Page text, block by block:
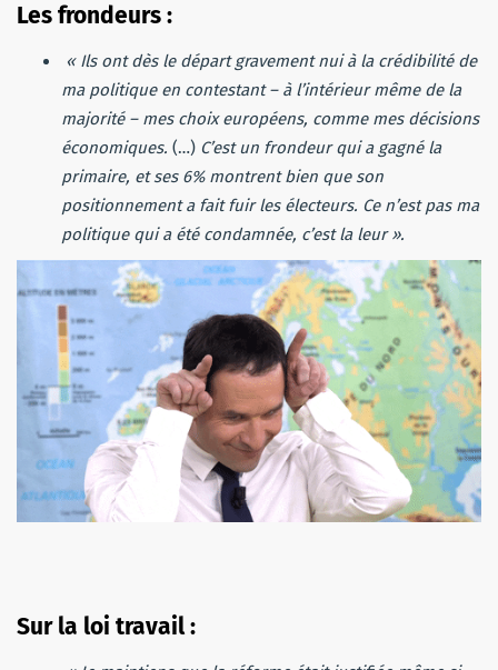
Les frondeurs :
« Ils ont dès le départ gravement nui à la crédibilité de
ma politique en contestant – à l’intérieur même de la
majorité – mes choix européens, comme mes décisions
économiques. (…) C’est un frondeur qui a gagné la
primaire, et ses 6% montrent bien que son
positionnement a fait fuir les électeurs. Ce n’est pas ma
politique qui a été condamnée, c’est la leur ».
Sur la loi travail :